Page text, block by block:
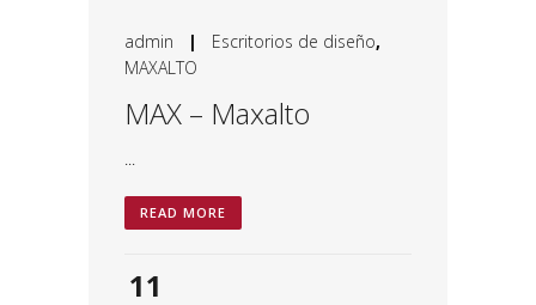
admin | Escritorios de diseño,
MAXALTO
MAX – Maxalto
...
READ MORE
11